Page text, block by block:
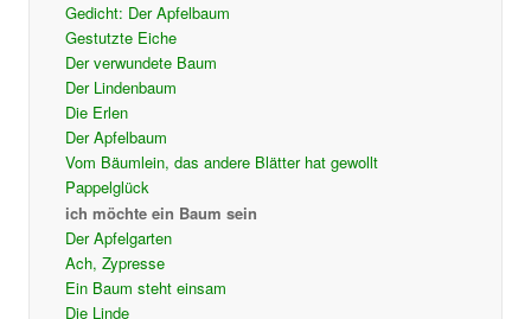
Gedicht: Der Apfelbaum
Gestutzte Eiche
Der verwundete Baum
Der Lindenbaum
Die Erlen
Der Apfelbaum
Vom Bäumlein, das andere Blätter hat gewollt
Pappelglück
ich möchte ein Baum sein
Der Apfelgarten
Ach, Zypresse
Ein Baum steht einsam
Die Linde